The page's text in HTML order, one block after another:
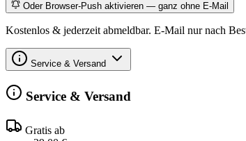
Oder Browser-Push aktivieren — ganz ohne E-Mail
Kostenlos & jederzeit abmeldbar. E-Mail nur nach
Service & Versand
Service & Versand
Gratis ab